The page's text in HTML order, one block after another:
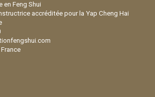
en Feng Shui
accréditée pour la Yap Cheng Hai